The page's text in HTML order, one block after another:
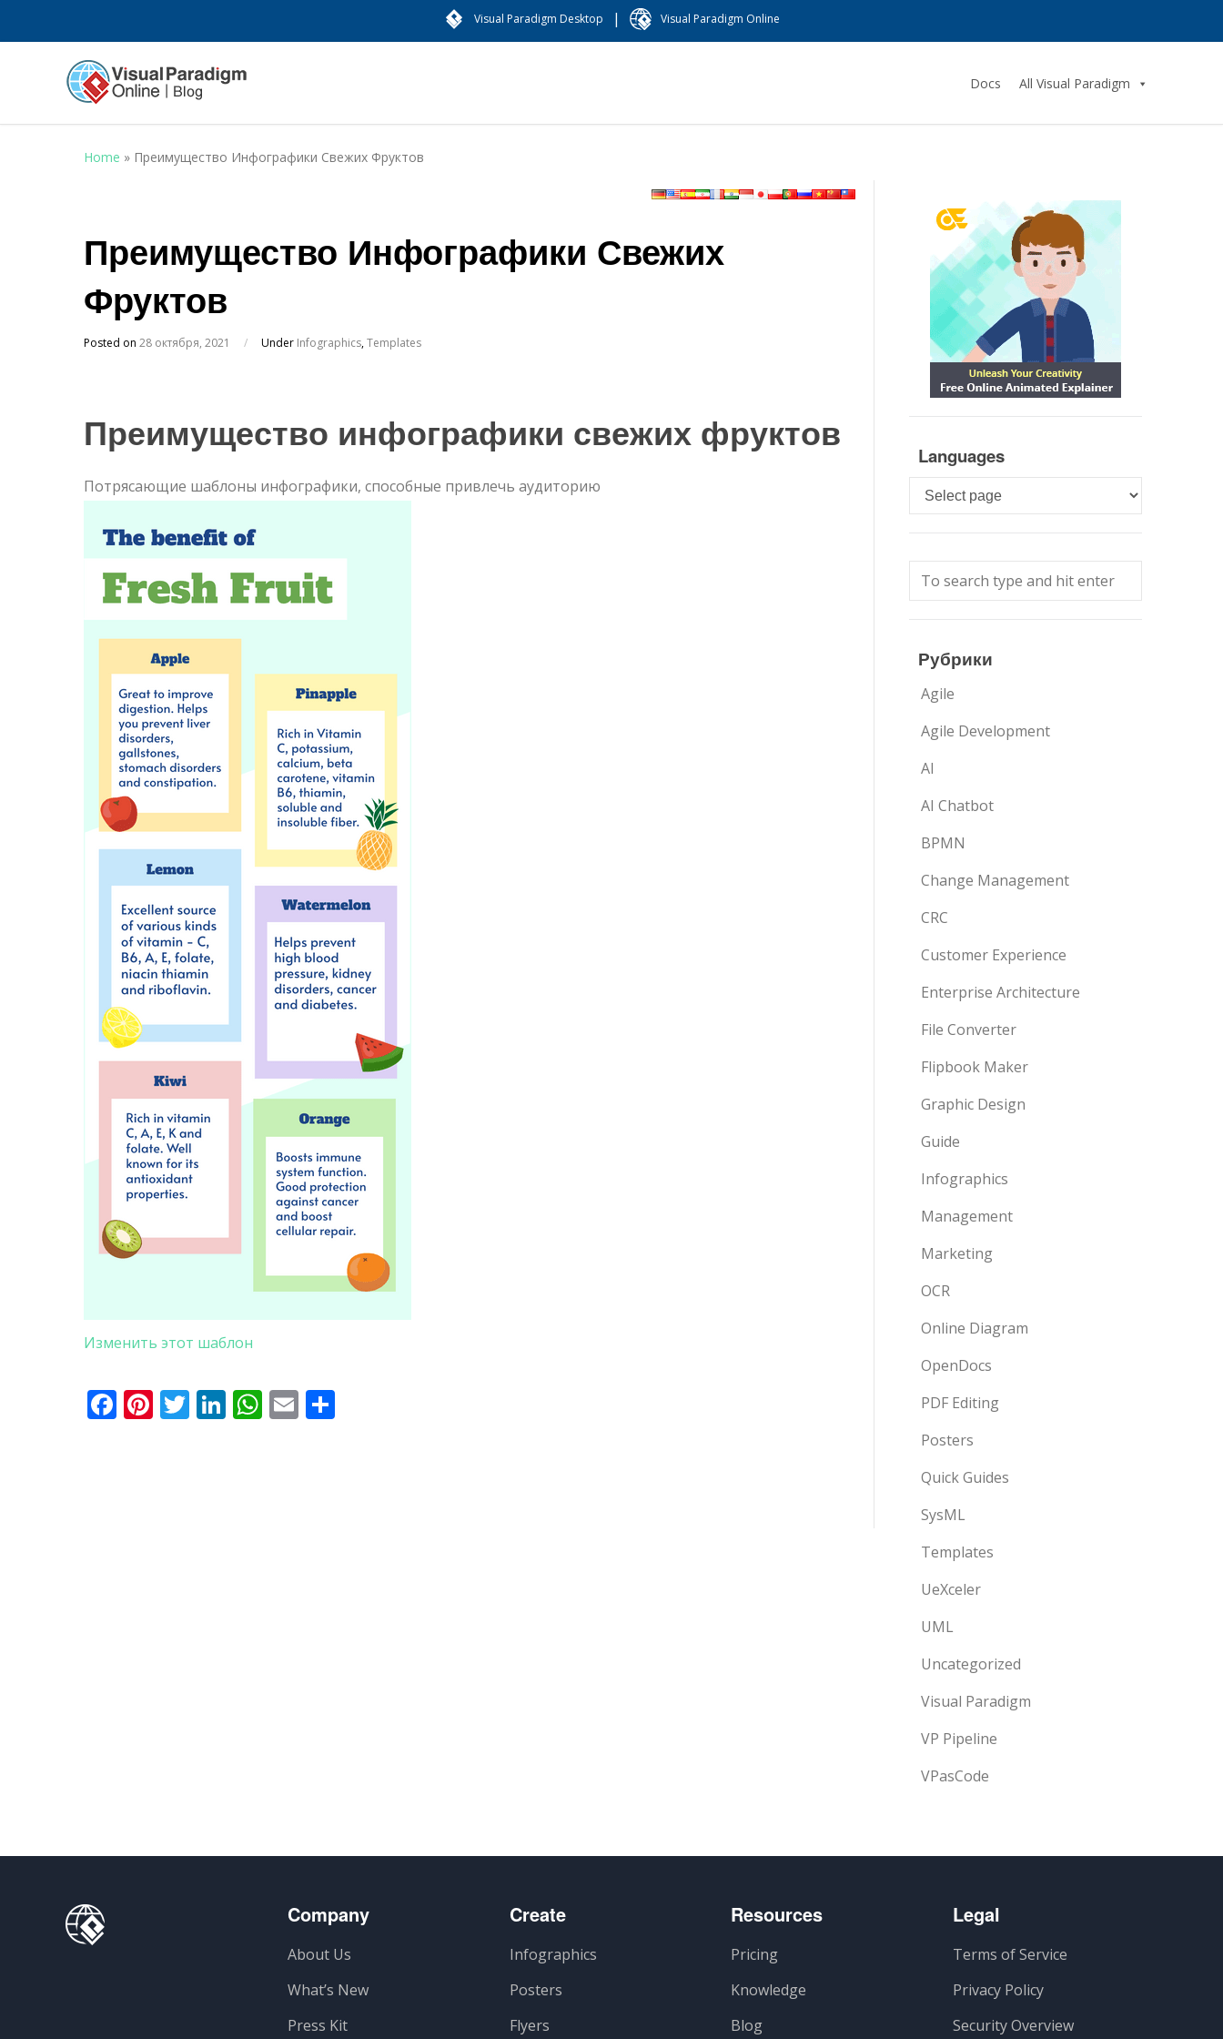
Visual Paradigm Desktop | Visual Paradigm Online
Docs All Visual Paradigm
Home » Преимущество Инфографики Свежих Фруктов
Преимущество Инфографики Свежих
Фруктов
Posted on 28 октября, 2021 / Under Infographics,Templates
Преимущество инфографики свежих фруктов
Потрясающие шаблоны инфографики, способные привлечь аудиторию
Изменить этот шаблон
Facebook
Pinterest
Twitter
LinkedIn
WhatsApp
Email
Languages
Languages
Рубрики
Agile
Agile Development
AI
AI Chatbot
BPMN
Change Management
CRC
Customer Experience
Enterprise Architecture
File Converter
Flipbook Maker
Graphic Design
Guide
Infographics
Management
Marketing
OCR
Online Diagram
OpenDocs
PDF Editing
Posters
Quick Guides
SysML
Templates
UeXceler
UML
Uncategorized
Visual Paradigm
VP Pipeline
VPasCode
Company
About Us
What’s New
Press Kit
Create
Infographics
Posters
Flyers
Resources
Pricing
Knowledge
Blog
Legal
Terms of Service
Privacy Policy
Security Overview